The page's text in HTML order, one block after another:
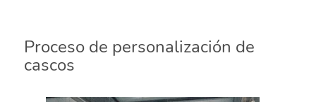
Proceso de personalización de
cascos